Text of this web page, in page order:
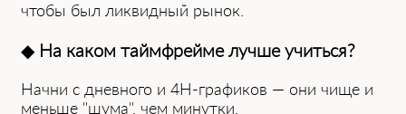
чтобы был ликвидный рынок.
◆ На каком таймфрейме лучше учиться?
Начни с дневного и 4H-графиков — они чище и
меньше "шума", чем минутки.